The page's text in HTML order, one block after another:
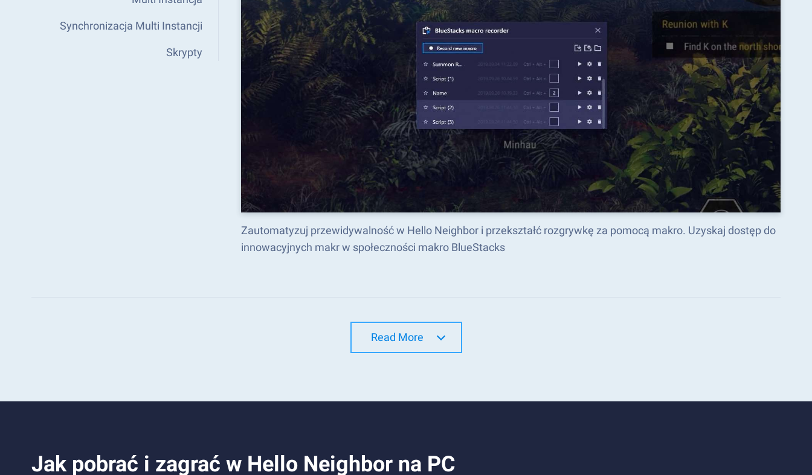
Synchronizacja Multi Instancji
Skrypty
Zautomatyzuj przewidywalność w Hello Neighbor i przekształć rozgrywkę za pomocą makro. Uzyskaj dostęp do
innowacyjnych makr w społeczności makro BlueStacks
Read More
Jak pobrać i zagrać w Hello Neighbor na PC